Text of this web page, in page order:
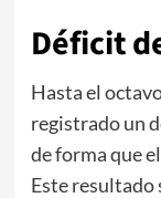
Déficit
Hasta el
registrado un
de forma que
Este resultado